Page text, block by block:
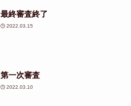
最終審査終了
2022.03.15
第一次審査
2022.03.10